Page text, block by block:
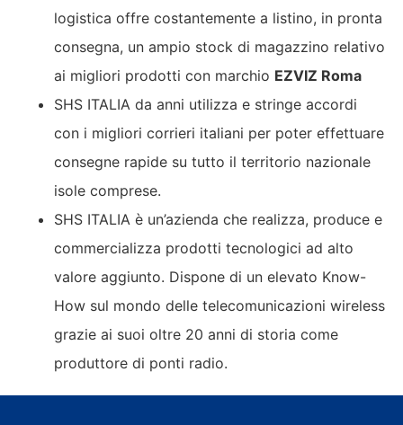
logistica offre costantemente a listino, in pronta
consegna, un ampio stock di magazzino relativo
ai migliori prodotti con marchio EZVIZ Roma
SHS ITALIA da anni utilizza e stringe accordi
con i migliori corrieri italiani per poter effettuare
consegne rapide su tutto il territorio nazionale
isole comprese.
SHS ITALIA è un’azienda che realizza, produce e
commercializza prodotti tecnologici ad alto
valore aggiunto. Dispone di un elevato Know-
How sul mondo delle telecomunicazioni wireless
grazie ai suoi oltre 20 anni di storia come
produttore di ponti radio.